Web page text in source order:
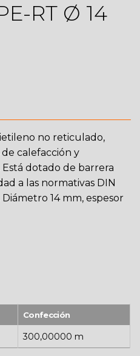
RT Ø 14
no reticulado,
calefacción y
dotado de barrera
a las normativas DIN
Diámetro 14 mm, espesor
Confección
300,00000 m